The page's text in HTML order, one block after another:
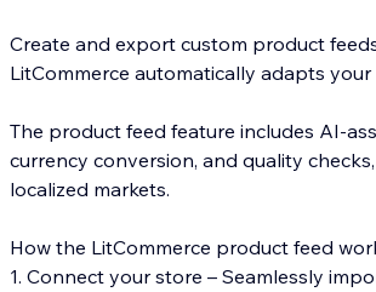
Create and export custom product
LitCommerce automatically adapts
The product feed feature includes AI-
currency conversion, and quality
localized markets.
How the LitCommerce product feed
1. Connect your store – Seamlessly